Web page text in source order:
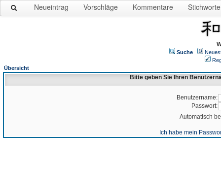
Neueintrag Vorschläge Kommentare Stichworte
Suche
Übersicht
Bitte geben Sie Ihren
Benutzername:
Passwort:
Automatisch
Ich habe mein